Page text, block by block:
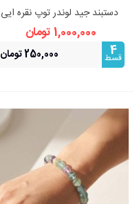
دستبند جید لوندر توپ نقره ایی
استیل | تعادل، آرامش و
درخشندگی
1,000,000 تومان
4
قسط 250,000 تومان